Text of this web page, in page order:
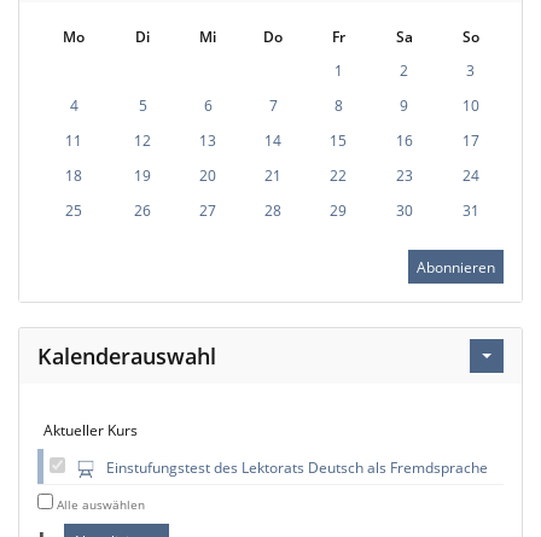
Mo Di Mi Do Fr Sa
So
1
2
3
4
5 6 7 8 9
10
11
12 13 14 15 16
17
18
19 20 21 22 23
24
25
26 27 28 29 30 31
Abonnieren
Kalenderauswahl
Aktueller Kurs
Einstufungstest des Lektorats Deutsch als Fremdsprache
Alle auswählen